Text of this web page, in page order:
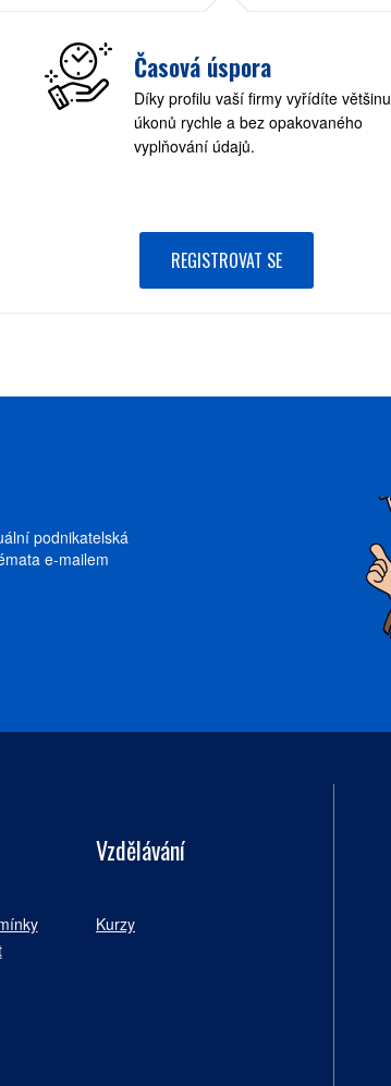
Časová úspora
Díky profilu vaší firmy vyřídíte většinu
úkonů rychle a bez opakovaného
vyplňování údajů.
REGISTROVAT SE
podnikatelská
e-mailem
Vzdělávání
Kurzy